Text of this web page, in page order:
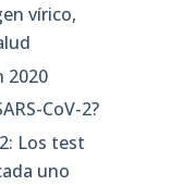
vírico,
2020
CoV-2?
Los test
uno